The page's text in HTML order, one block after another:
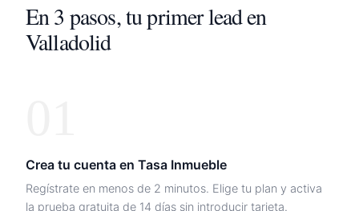
En 3 pasos, tu primer lead en
Valladolid
Crea tu cuenta en Tasa Inmueble
Regístrate en menos de 2 minutos. Elige tu plan y activa
la prueba gratuita de 14 días sin introducir tarjeta.